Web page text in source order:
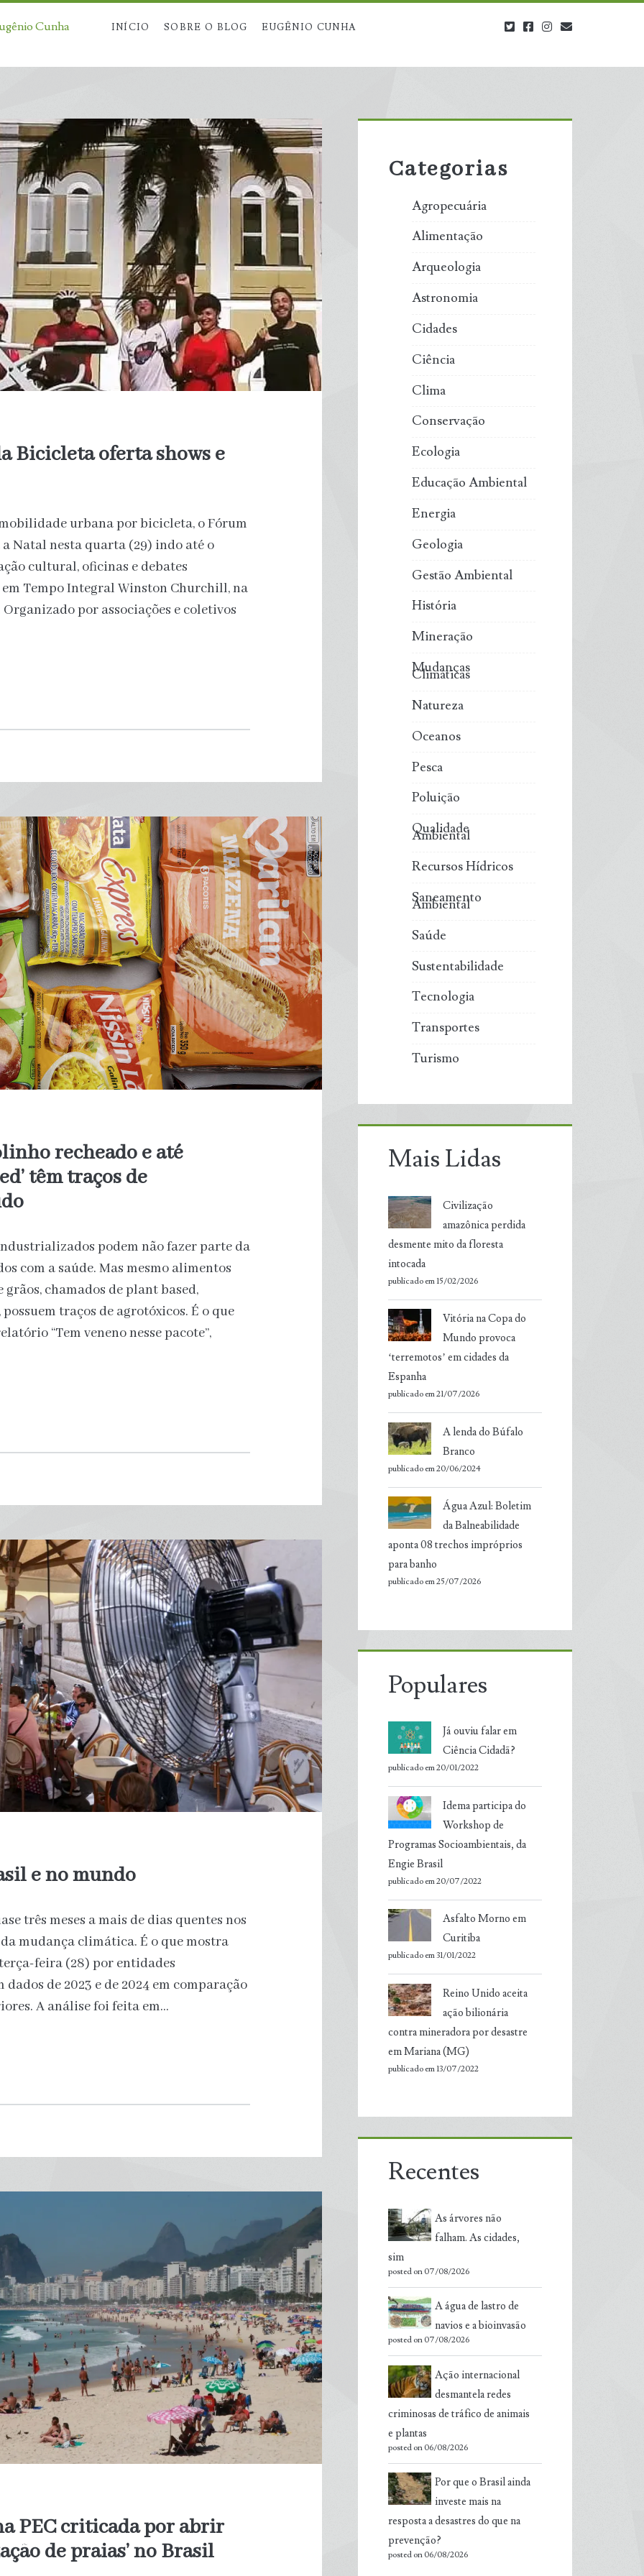
Cunha INÍCIO SOBRE O BLOG EUGÊNIO CUNHA twitterfacebookinstagram
Bicicleta oferta shows e
urbana por bicicleta, o Fórum
Natal nesta quarta (29) indo até o
cultural, oficinas e debates
Tempo Integral Winston Churchill, na
por associações e coletivos
recheado e até
têm traços de
podem não fazer parte da
com a saúde. Mas mesmo alimentos
grãos, chamados de plant based,
traços de agrotóxicos. É o que
“Tem veneno nesse pacote”,
e no mundo
três meses a mais de dias quentes nos
mudança climática. É o que mostra
feira (28) por entidades
de 2023 e de 2024 em comparação
A análise foi feita em…
PEC criticada por abrir
de praias’ no Brasil
Sidebar
Categorias
Agropecuária
Alimentação
Arqueologia
Astronomia
Cidades
Ciência
Clima
Conservação
Ecologia
Educação Ambiental
Energia
Geologia
Gestão Ambiental
História
Mineração
Mudanças
Climáticas
Natureza
Oceanos
Pesca
Poluição
Qualidade
Ambiental
Recursos Hídricos
Saneamento
Ambiental
Saúde
Sustentabilidade
Tecnologia
Transportes
Turismo
Mais Lidas
Civilização
amazônica perdida
desmente mito da floresta
intocada
publicado em 15/02/2026
Vitória na Copa do
Mundo provoca
‘terremotos’ em cidades da
Espanha
publicado em 21/07/2026
A lenda do Búfalo
Branco
publicado em 20/06/2024
Água Azul: Boletim
da Balneabilidade
aponta 08 trechos impróprios
para banho
publicado em 25/07/2026
Populares
Já ouviu falar em
Ciência Cidadã?
publicado em 20/01/2022
Idema participa do
Workshop de
Programas Socioambientais, da
Engie Brasil
publicado em 20/07/2022
Asfalto Morno em
Curitiba
publicado em 31/01/2022
Reino Unido aceita
ação bilionária
contra mineradora por desastre
em Mariana (MG)
publicado em 13/07/2022
Recentes
As árvores não
falham. As cidades,
sim
posted on 07/08/2026
A água de lastro de
navios e a bioinvasão
posted on 07/08/2026
Ação internacional
desmantela redes
criminosas de tráfico de animais
e plantas
posted on 06/08/2026
Por que o Brasil ainda
investe mais na
resposta a desastres do que na
prevenção?
posted on 06/08/2026